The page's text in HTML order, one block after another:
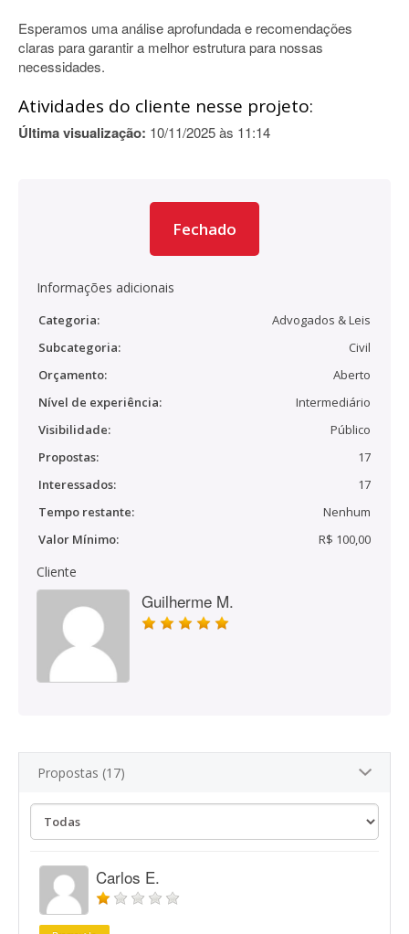
Esperamos uma análise aprofundada e recomendações
claras para garantir a melhor estrutura para nossas
necessidades.
Atividades do cliente nesse projeto:
Última visualização: 10/11/2025 às 11:14
Fechado
Informações adicionais
Categoria:
Advogados & Leis
Subcategoria:
Civil
Orçamento:
Aberto
Nível de experiência:
Intermediário
Visibilidade:
Público
Propostas:
17
Interessados:
17
Tempo restante:
Nenhum
Valor Mínimo:
R$ 100,00
Cliente
Guilherme M.
Propostas (17)
Carlos E.